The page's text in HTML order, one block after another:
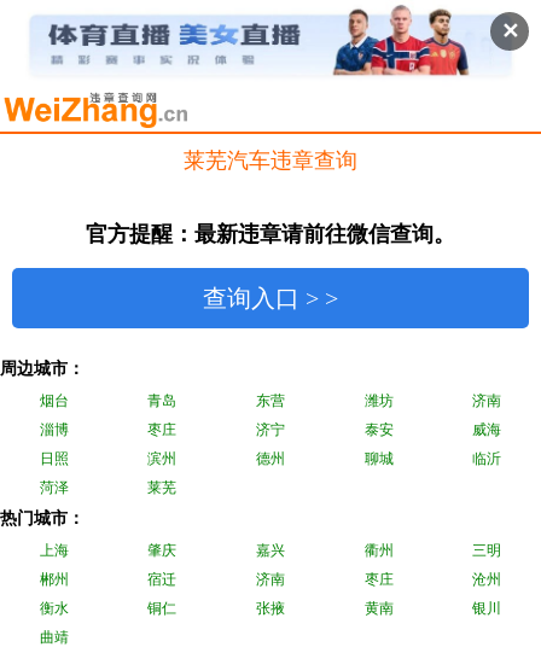
✕
莱芜汽车违章查询
官方提醒：最新违章请前往微信查询。
查询入口 > >
周边城市：
烟台 青岛 东营 潍坊
济南
淄博
枣庄 济宁 泰安
威海
日照
滨州 德州 聊城
临沂
菏泽
莱芜
热门城市：
上海 肇庆 嘉兴 衢州
三明
郴州
宿迁 济南 枣庄
沧州
衡水
铜仁 张掖 黄南
银川
曲靖